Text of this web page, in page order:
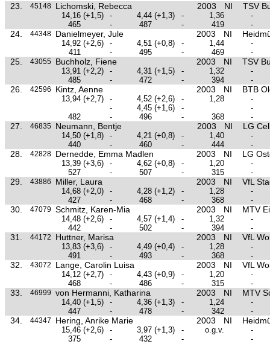
23. 45148 Lichomski, Rebecca 2003 NI TSV
14,16 (+1,5) - 4,44 (+1,3) - 1,36
-
465
- 487 - 419 -
24. 44348 Danielmeyer, Jule 2003 NI
14,92 (+2,6) - 4,51 (+0,8) - 1,44
-
411
- 495 - 469 -
25. 43055 Buchholz, Fiene 2003 NI TSV
13,91 (+2,2) - 4,31 (+1,5) - 1,32
-
485
- 472 - 394 -
26. 42596 Kintz, Aenne 2003 NI BTB
13,94 (+2,7) - 4,52 (+2,6) - 1,28
-
-
4,45 (+1,6) -
-
482
- 496 - 368 -
27. 46835 Neumann, Bentje 2003 NI LG
14,50 (+1,8) - 4,21 (+0,8) - 1,40
-
440
- 460 - 444 -
28. 42828 Dernedde, Emma Madlen 2003 NI LG
13,39 (+3,6) - 4,62 (+0,8) - 1,20
-
527
- 507 - 315 -
29. 43886 Miller, Laura 2003 NI VfL
14,68 (+2,0) - 4,28 (+1,2) - 1,28
-
427
- 468 - 368 -
30. 47079 Schmitz, Karen-Mia 2003 NI MTV
14,48 (+2,6) - 4,57 (+1,4) - 1,32
-
442
- 502 - 394 -
31. 44172 Huttner, Marisa 2003 NI VfL
13,83 (+3,6) - 4,49 (+0,4) - 1,28
-
491
- 493 - 368 -
32. 43072 Lange, Carolin Luisa 2003 NI VfL
14,12 (+2,7) - 4,43 (+0,9) - 1,20
-
468
- 486 - 315 -
33. 46999 von Hermanni, Katharina 2003 NI MTV
14,40 (+1,5) - 4,36 (+1,3) - 1,24
-
447
- 478 - 342 -
34. 44347 Hering, Anrike Marie 2003 NI
15,46 (+2,6) - 3,97 (+1,3) - o.g.v.
-
375
- 432 - -